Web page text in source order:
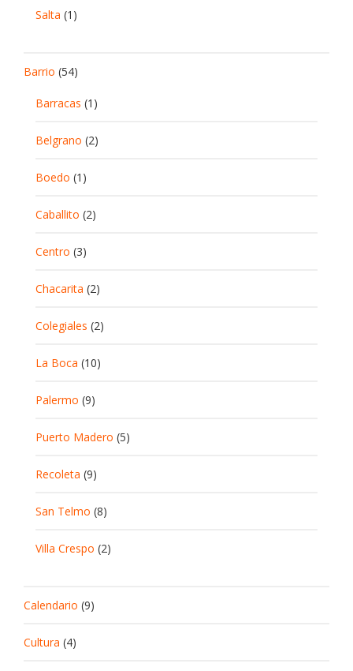
Salta (1)
Barrio (54)
Barracas (1)
Belgrano (2)
Boedo (1)
Caballito (2)
Centro (3)
Chacarita (2)
Colegiales (2)
La Boca (10)
Palermo (9)
Puerto Madero (5)
Recoleta (9)
San Telmo (8)
Villa Crespo (2)
Calendario (9)
Cultura (4)